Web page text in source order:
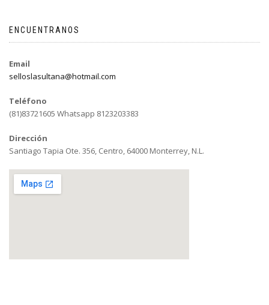
ENCUENTRANOS
Email
selloslasultana@hotmail.com
Teléfono
(81)83721605 Whatsapp 8123203383
Dirección
Santiago Tapia Ote. 356, Centro, 64000 Monterrey, N.L.